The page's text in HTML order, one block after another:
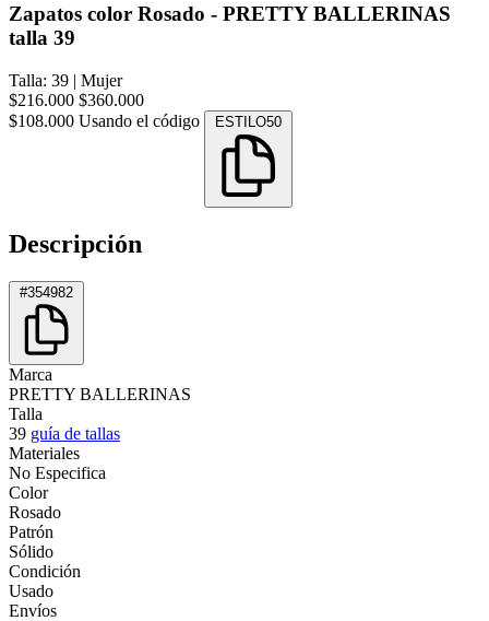
Zapatos color Rosado - PRETTY BALLERINAS
talla 39
Talla: 39 | Mujer
$216.000 $360.000
$108.000 Usando el código ESTILO50
Descripción
#354982
Marca
PRETTY BALLERINAS
Talla
39 guía de tallas
Materiales
No Especifica
Color
Rosado
Patrón
Sólido
Condición
Usado
Envíos